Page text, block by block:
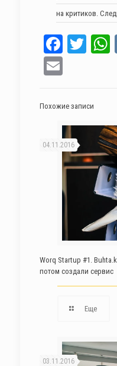
на критиков.
Похожие записи
04.11.2016
Worq Startup #1.
потом создали сервис
Еще
03.11.2016